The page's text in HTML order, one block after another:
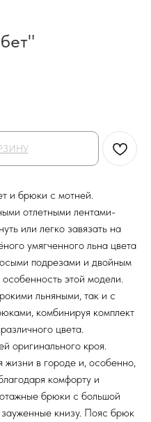
и брюки с мотней.
отлетными лентами-
или легко завязать на
умягченного льна цвета
подрезами и двойным
этой модели.
льняными, так и с
комбинируя комплект
цвета.
оригинального кроя.
жизни в городе и, особенно,
комфорту и
брюки с большой
книзу. Пояс брюк